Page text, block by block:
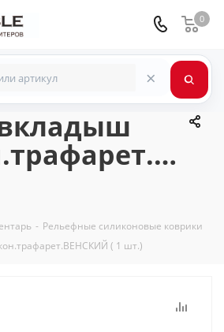
0
×
- Рельефные силиконовые коврики
( 1 шт.)